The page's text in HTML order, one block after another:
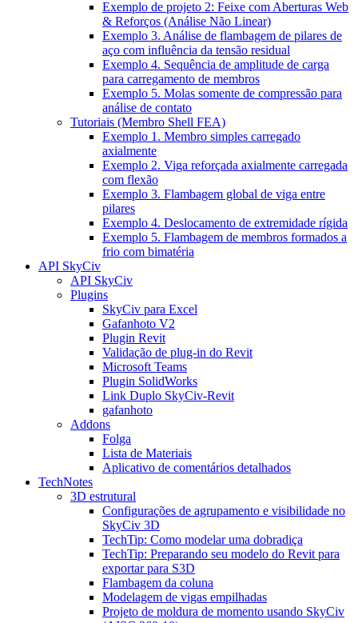
Exemplo de projeto 2: Feixe com Aberturas Web
& Reforços (Análise Não Linear)
Exemplo 3. Análise de flambagem de pilares de
aço com influência da tensão residual
Exemplo 4. Sequência de amplitude de carga
para carregamento de membros
Exemplo 5. Molas somente de compressão para
análise de contato
Tutoriais (Membro Shell FEA)
Exemplo 1. Membro simples carregado
axialmente
Exemplo 2. Viga reforçada axialmente carregada
com flexão
Exemplo 3. Flambagem global de viga entre
pilares
Exemplo 4. Deslocamento de extremidade rígida
Exemplo 5. Flambagem de membros formados a
frio com bimatéria
API SkyCiv
API SkyCiv
Plugins
SkyCiv para Excel
Gafanhoto V2
Plugin Revit
Validação de plug-in do Revit
Microsoft Teams
Plugin SolidWorks
Link Duplo SkyCiv-Revit
gafanhoto
Addons
Folga
Lista de Materiais
Aplicativo de comentários detalhados
TechNotes
3D estrutural
Configurações de agrupamento e visibilidade no
SkyCiv 3D
TechTip: Como modelar uma dobradiça
TechTip: Preparando seu modelo do Revit para
exportar para S3D
Flambagem da coluna
Modelagem de vigas empilhadas
Projeto de moldura de momento usando SkyCiv